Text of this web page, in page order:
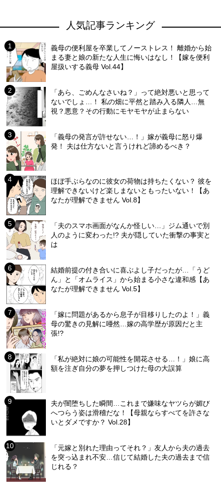
人気記事ランキング
義母の便利屋を卒業してノーストレス！ 離婚から始
まる妻と娘の新たな人生に悔いはなし！【嫁を便利
屋扱いする義母 Vol.44】
「あら、ごめんなさいね？」って絶対悪いと思って
ないでしょ…！ 私の畑に平然と踏み入る隣人…無
視？悪意？その行動にモヤモヤが止まらない
「義母の発言が許せない…！」嫁が義母に怒り爆
発！ 夫は仕方ないと言うけれど諦めるべき？
ほぼ手ぶらなのに彼女の荷物は持ちたくない？ 彼を
理解できないけど楽しまないともったいない！【あ
なたが理解できません Vol.8】
「夫のスマホ画面がなんか怪しい…」ジム通いで別
人のように変わった!? 夫が隠していた衝撃の事実と
は
結婚前提の付き合いに喜ぶよし子だったが…「うど
ん」と「オムライス」から始まる小さな違和感【あ
なたが理解できません Vol.5】
「嫁に問題があるから息子が目移りしたのよ！」義
母の驚きの見解に唖然…嫁の高学歴が原因だと主
張!?
「私が絶対に娘の可能性を開花させる…！」娘に高
額を注ぎ自分の夢を押しつけた母の大誤算
夫が闇堕ちした瞬間…これまで嫌味なヤツらが媚び
へつらう姿は滑稽だな！【母親ならすべてを許さな
いとダメですか？ Vol.28】
「元嫁と別れた理由ってそれ？」友人から夫の過去
を突っ込まれ不安…信じて結婚した夫の過去まで信
じれる？